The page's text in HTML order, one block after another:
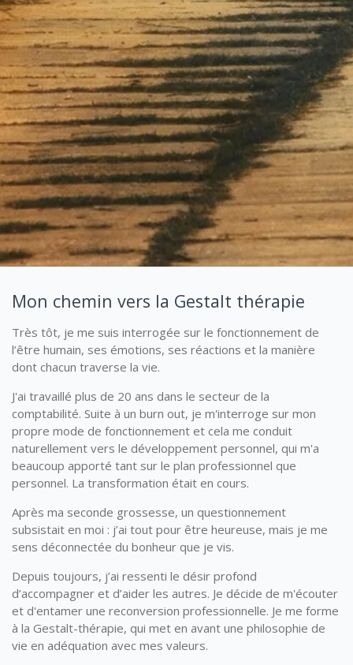
Mon chemin vers la Gestalt thérapie
Très tôt, je me suis interrogée sur le fonctionnement de
l’être humain, ses émotions, ses réactions et la manière
dont chacun traverse la vie.
J'ai travaillé plus de 20 ans dans le secteur de la
comptabilité. Suite à un burn out, je m'interroge sur mon
propre mode de fonctionnement et cela me conduit
naturellement vers le développement personnel, qui m'a
beaucoup apporté tant sur le plan professionnel que
personnel. La transformation était en cours.
Après ma seconde grossesse, un questionnement
subsistait en moi : j’ai tout pour être heureuse, mais je me
sens déconnectée du bonheur que je vis.
Depuis toujours, j’ai ressenti le désir profond
d’accompagner et d’aider les autres. Je décide de m'écouter
et d'entamer une reconversion professionnelle. Je me forme
à la Gestalt-thérapie, qui met en avant une philosophie de
vie en adéquation avec mes valeurs.